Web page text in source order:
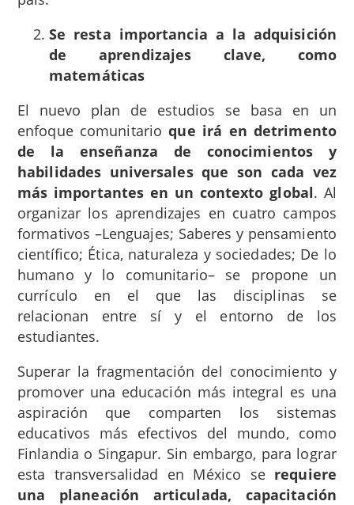
Se resta importancia a la adquisición
de aprendizajes clave, como
matemáticas
El nuevo plan de estudios se basa en un
enfoque comunitarioque irá en detrimento
de la enseñanza de conocimientos y
habilidades universales que son cada vez
más importantes en un contexto global. Al
organizar los aprendizajes en cuatro campos
formativos –Lenguajes; Saberes y pensamiento
científico; Ética, naturaleza y sociedades; De lo
humano y lo comunitario– se propone un
currículo en el que las disciplinas se
relacionan entre sí y el entorno de los
estudiantes.
Superar la fragmentación del conocimiento y
promover una educación más integral es una
aspiración que comparten los sistemas
educativos más efectivos del mundo, como
Finlandia o Singapur. Sin embargo, para lograr
esta transversalidad en México se requiere
una planeación articulada, capacitación